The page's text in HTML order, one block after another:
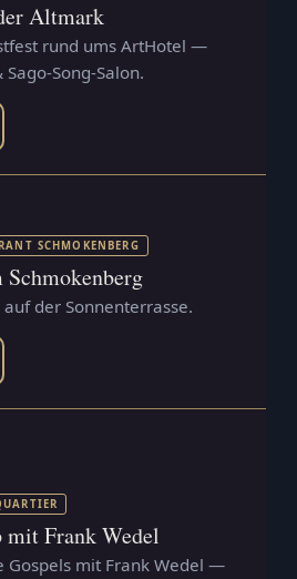
Altmark
rund ums ArtHotel —
Song-Salon.
SCHMOKENBERG
der Sonnenterrasse.
mit Frank Wedel
Gospels mit Frank Wedel —